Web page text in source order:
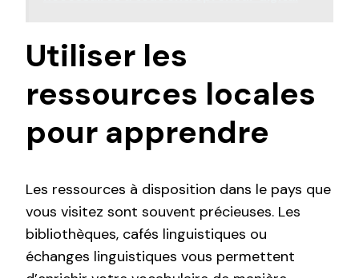
Utiliser les
ressources locales
pour apprendre
Les ressources à disposition dans le pays que
vous visitez sont souvent précieuses. Les
bibliothèques, cafés linguistiques ou
échanges linguistiques vous permettent